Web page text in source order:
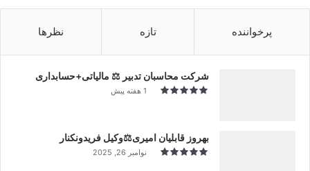
پرخواننده تازه نظرها
شرکت محاسبان تدبیر ⚖️ مالیاتی+حسابداری
1 هفته پیش
بهروز قابلیان امیری⚖️وکیل فریدونکنار
نوامبر 26, 2025